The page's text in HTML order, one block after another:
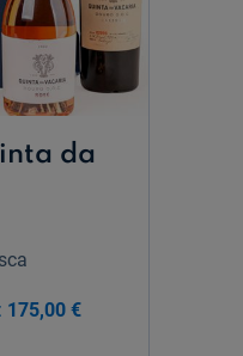
da
175,00 €